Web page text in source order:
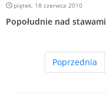
piątek, 18 czerwca 2010
Popołudnie nad stawami
Poprzednia